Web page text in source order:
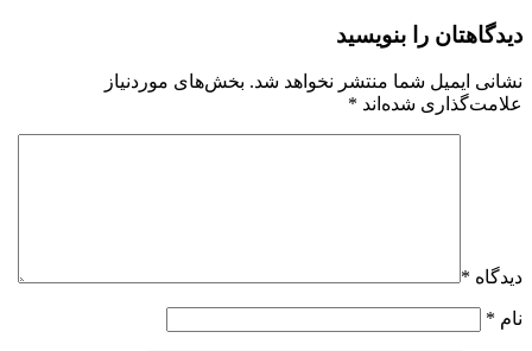
دیدگاهتان را بنویسید
نشانی ایمیل شما منتشر نخواهد شد. بخش‌های موردنیاز
علامت‌گذاری شده‌اند *
دیدگاه *
نام *